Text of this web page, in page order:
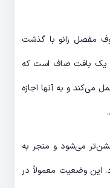
مفصل زانو با گذشت
یک بافت صاف است که
می‌کند و به آنها اجازه
می‌شود و منجر به
این وضعیت معمولاً در